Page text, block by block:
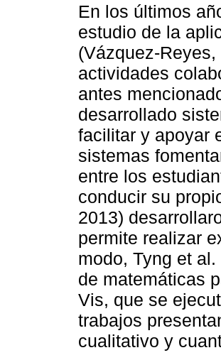
En los últimos
estudio de la
(Vázquez-
actividades
antes
desarrollado
facilitar y apoyar
sistemas
entre los
conducir su
2013)
permite realizar
modo, Tyng et
de matemáticas
Vis, que se
trabajos
cualitativo y